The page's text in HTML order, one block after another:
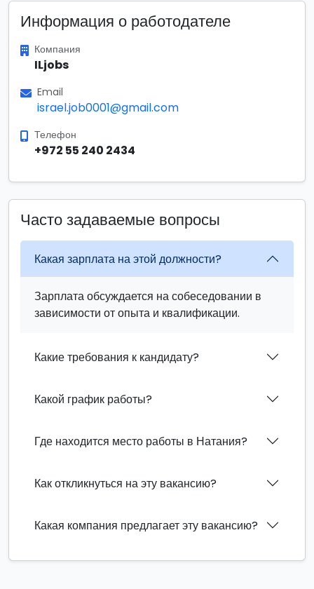
Информация о работодателе
Компания
ILjobs
Email
israel.job0001@gmail.com
Телефон
+972 55 240 2434
Часто задаваемые вопросы
Какая зарплата на этой должности?
Зарплата обсуждается на собеседовании в
зависимости от опыта и квалификации.
Какие требования к кандидату?
Какой график работы?
Где находится место работы в Натания?
Как откликнуться на эту вакансию?
Какая компания предлагает эту вакансию?